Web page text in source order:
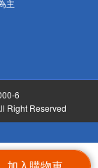
主
6
Right Reserved